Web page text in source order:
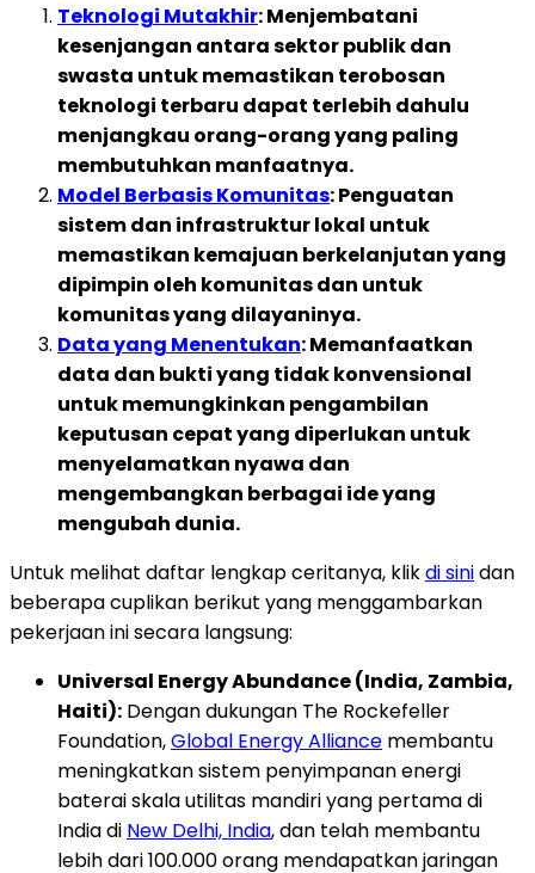
Teknologi Mutakhir: Menjembatani
kesenjangan antara sektor publik dan
swasta untuk memastikan terobosan
teknologi terbaru dapat terlebih dahulu
menjangkau orang-orang yang paling
membutuhkan manfaatnya.
Model Berbasis Komunitas: Penguatan
sistem dan infrastruktur lokal untuk
memastikan kemajuan berkelanjutan yang
dipimpin oleh komunitas dan untuk
komunitas yang dilayaninya.
Data yang Menentukan: Memanfaatkan
data dan bukti yang tidak konvensional
untuk memungkinkan pengambilan
keputusan cepat yang diperlukan untuk
menyelamatkan nyawa dan
mengembangkan berbagai ide yang
mengubah dunia.
Untuk melihat daftar lengkap ceritanya, klikdi sinidan
beberapa cuplikan berikut yang menggambarkan
pekerjaan ini secara langsung:
Universal Energy Abundance (India, Zambia,
Haiti): Dengan dukungan The Rockefeller
Foundation,Global Energy Alliance membantu
meningkatkan sistem penyimpanan energi
baterai skala utilitas mandiri yang pertama di
India di New Delhi, India, dan telah membantu
lebih dari 100.000 orang mendapatkan jaringan